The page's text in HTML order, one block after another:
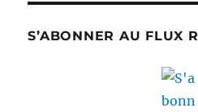
S’ABONNER AU FLUX